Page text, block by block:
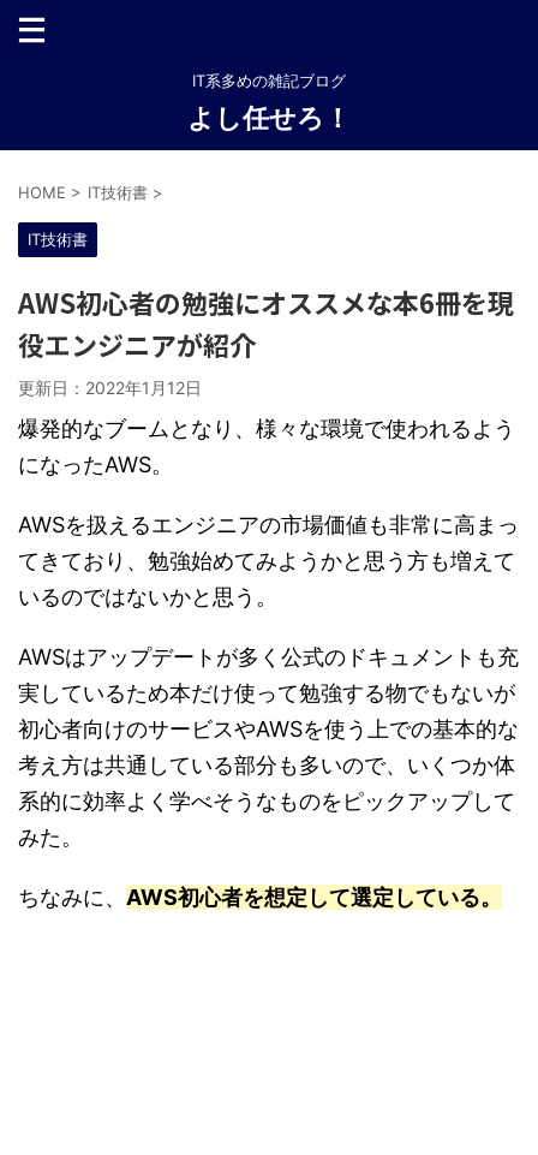
IT系多めの雑記ブログ
よし任せろ！
HOME > IT技術書 >
IT技術書
AWS初心者の勉強にオススメな本6冊を現
役エンジニアが紹介
更新日： 2022年1月12日
爆発的なブームとなり、様々な環境で使われるよう
になったAWS。
AWSを扱えるエンジニアの市場価値も非常に高まっ
てきており、勉強始めてみようかと思う方も増えて
いるのではないかと思う。
AWSはアップデートが多く公式のドキュメントも充
実しているため本だけ使って勉強する物でもないが
初心者向けのサービスやAWSを使う上での基本的な
考え方は共通している部分も多いので、いくつか体
系的に効率よく学べそうなものをピックアップして
みた。
ちなみに、 AWS初心者を想定して選定している。